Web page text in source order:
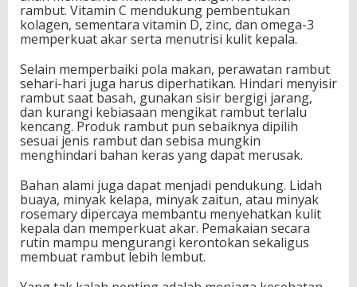
rambut. Vitamin C mendukung pembentukan
kolagen, sementara vitamin D, zinc, dan omega-3
memperkuat akar serta menutrisi kulit kepala.
Selain memperbaiki pola makan, perawatan rambut
sehari-hari juga harus diperhatikan. Hindari menyisir
rambut saat basah, gunakan sisir bergigi jarang,
dan kurangi kebiasaan mengikat rambut terlalu
kencang. Produk rambut pun sebaiknya dipilih
sesuai jenis rambut dan sebisa mungkin
menghindari bahan keras yang dapat merusak.
Bahan alami juga dapat menjadi pendukung. Lidah
buaya, minyak kelapa, minyak zaitun, atau minyak
rosemary dipercaya membantu menyehatkan kulit
kepala dan memperkuat akar. Pemakaian secara
rutin mampu mengurangi kerontokan sekaligus
membuat rambut lebih lembut.